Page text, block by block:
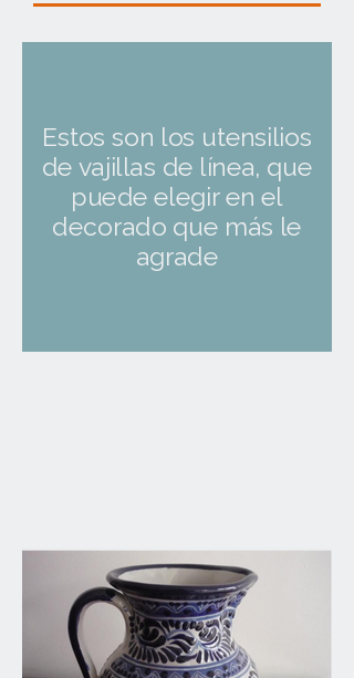
Estos son los utensilios
de vajillas de línea, que
puede elegir en el
decorado que más le
agrade